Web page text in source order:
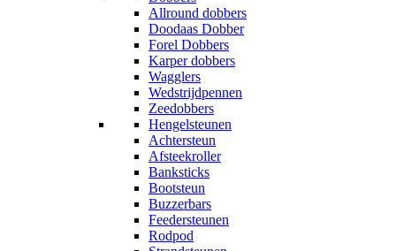
Allround dobbers
Doodaas Dobber
Forel Dobbers
Karper dobbers
Wagglers
Wedstrijdpennen
Zeedobbers
Hengelsteunen
Achtersteun
Afsteekroller
Banksticks
Bootsteun
Buzzerbars
Feedersteunen
Rodpod